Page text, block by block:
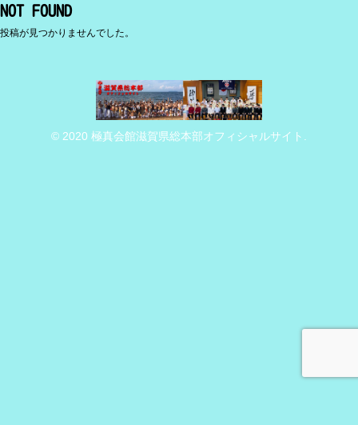
NOT FOUND
投稿が見つかりませんでした。
© 2020 極真会館滋賀県総本部オフィシャルサイト.